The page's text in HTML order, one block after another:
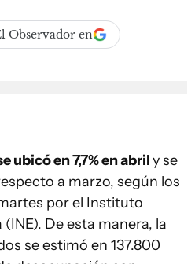
Observador en
ubicó en 7,7% en abrily se
a marzo, según los
por el Instituto
De esta manera, la
se estimó en 137.800